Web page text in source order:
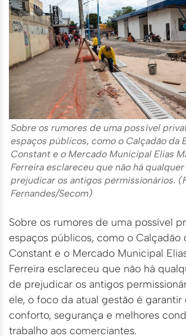
Sobre os rumores de uma possível
espaços públicos, como o Calçadão da
Constant e o Mercado Municipal Elias
Ferreira esclareceu que não há
prejudicar os antigos permissionários.
Fernandes/Secom)
Sobre os rumores de uma possível
espaços públicos, como o Calçadão
Constant e o Mercado Municipal
Ferreira esclareceu que não há
de prejudicar os antigos
ele, o foco da atual gestão é garantir
conforto, segurança e melhores
trabalho aos comerciantes.